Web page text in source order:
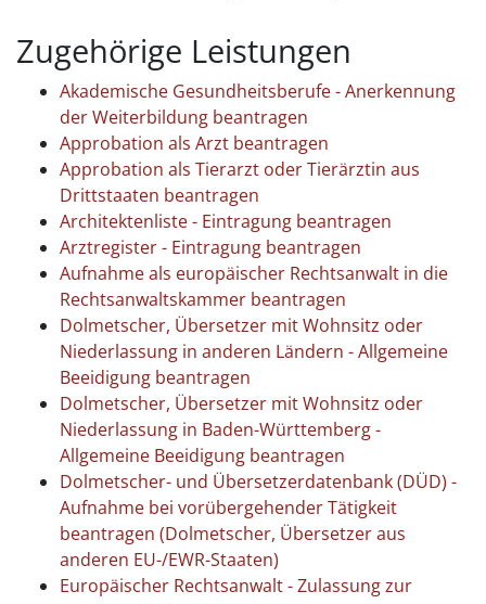
Zugehörige Leistungen
Akademische Gesundheitsberufe - Anerkennung
der Weiterbildung beantragen
Approbation als Arzt beantragen
Approbation als Tierarzt oder Tierärztin aus
Drittstaaten beantragen
Architektenliste - Eintragung beantragen
Arztregister - Eintragung beantragen
Aufnahme als europäischer Rechtsanwalt in die
Rechtsanwaltskammer beantragen
Dolmetscher, Übersetzer mit Wohnsitz oder
Niederlassung in anderen Ländern - Allgemeine
Beeidigung beantragen
Dolmetscher, Übersetzer mit Wohnsitz oder
Niederlassung in Baden-Württemberg -
Allgemeine Beeidigung beantragen
Dolmetscher- und Übersetzerdatenbank (DÜD) -
Aufnahme bei vorübergehender Tätigkeit
beantragen (Dolmetscher, Übersetzer aus
anderen EU-/EWR-Staaten)
Europäischer Rechtsanwalt - Zulassung zur